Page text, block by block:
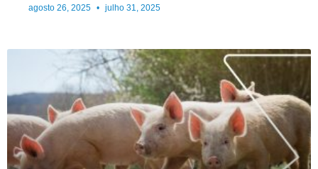
agosto 26, 2025 julho 31, 2025